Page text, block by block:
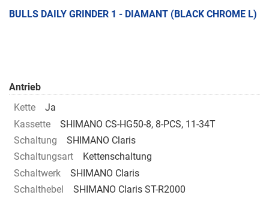
BULLS DAILY GRINDER 1 - DIAMANT (BLACK CHROME L)
Antrieb
Kette
Ja
Kassette
SHIMANO CS-HG50-8, 8-PCS, 11-34T
Schaltung
SHIMANO Claris
Schaltungsart
Kettenschaltung
Schaltwerk
SHIMANO Claris
Schalthebel
SHIMANO Claris ST-R2000